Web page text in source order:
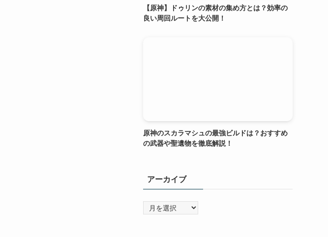
【原神】ドゥリンの素材の集め方とは？効率の
良い周回ルートを大公開！
原神のスカラマシュの最強ビルドは？おすすめ
の武器や聖遺物を徹底解説！
アーカイブ
ー